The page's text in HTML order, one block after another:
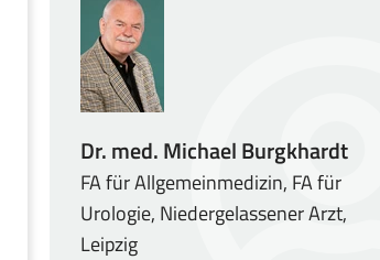
Dr. med. Michael Burgkhardt
FA für Allgemeinmedizin, FA für
Urologie, Niedergelassener Arzt,
Leipzig